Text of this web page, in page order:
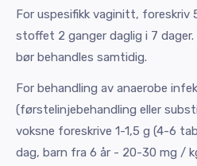
For uspesifikk vaginitt, foreskriv
stoffet 2 ganger daglig i 7 dager.
bør behandles samtidig.
For behandling av anaerobe
(førstelinjebehandling eller
voksne foreskrive 1-1,5 g (4-6
dag, barn fra 6 år - 20-30 mg /